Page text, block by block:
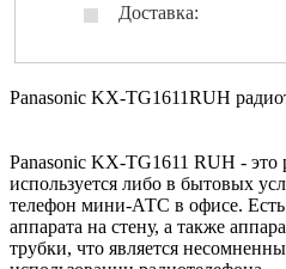
Доставка:
Panasonic KX-TG1611RUH
Panasonic KX-TG1611 RUH - это
используется либо в бытовых
телефон мини-АТС в офисе.
аппарата на стену, а также
трубки, что является